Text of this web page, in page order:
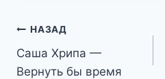
Навигация
по
НАЗАД
Саша Хрипа —
Вернуть бы время